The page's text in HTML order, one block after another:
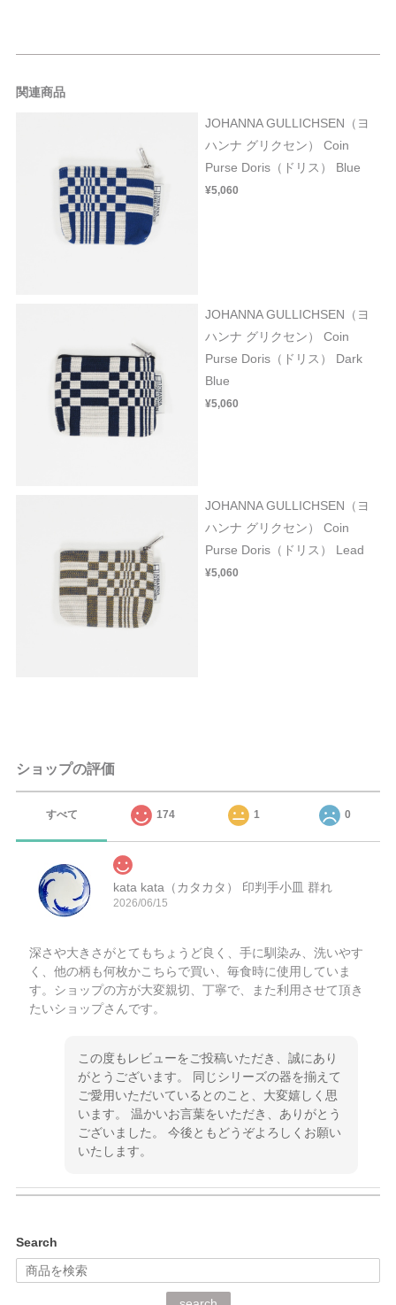
関連商品
JOHANNA GULLICHSEN（ヨ
ハンナ グリクセン） Coin
Purse Doris（ドリス） Blue
¥5,060
JOHANNA GULLICHSEN（ヨ
ハンナ グリクセン） Coin
Purse Doris（ドリス） Dark
Blue
¥5,060
JOHANNA GULLICHSEN（ヨ
ハンナ グリクセン） Coin
Purse Doris（ドリス） Lead
¥5,060
ショップの評価
すべて 174 1 0
kata kata（カタカタ） 印判手小皿 群れ
2026/06/15
深さや大きさがとてもちょうど良く、手に馴染み、洗いやす
く、他の柄も何枚かこちらで買い、毎食時に使用していま
す。ショップの方が大変親切、丁寧で、また利用させて頂き
たいショップさんです。
この度もレビューをご投稿いただき、誠にあり
がとうございます。 同じシリーズの器を揃えて
ご愛用いただいているとのこと、大変嬉しく思
います。 温かいお言葉をいただき、ありがとう
ございました。 今後ともどうぞよろしくお願い
いたします。
深さや大きさがとてもちょうど良く、手に馴染み、洗いやす
Search